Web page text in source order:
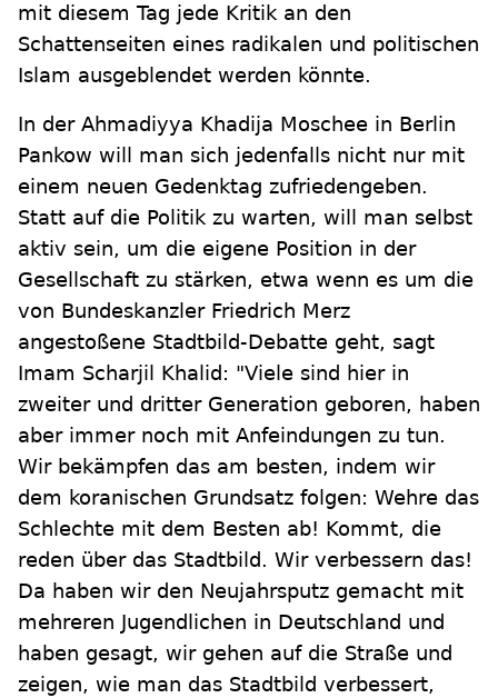
mit diesem Tag jede Kritik an den
Schattenseiten eines radikalen und politischen
Islam ausgeblendet werden könnte.
In der Ahmadiyya Khadija Moschee in Berlin
Pankow will man sich jedenfalls nicht nur mit
einem neuen Gedenktag zufriedengeben.
Statt auf die Politik zu warten, will man selbst
aktiv sein, um die eigene Position in der
Gesellschaft zu stärken, etwa wenn es um die
von Bundeskanzler Friedrich Merz
angestoßene Stadtbild-Debatte geht, sagt
Imam Scharjil Khalid: "Viele sind hier in
zweiter und dritter Generation geboren, haben
aber immer noch mit Anfeindungen zu tun.
Wir bekämpfen das am besten, indem wir
dem koranischen Grundsatz folgen: Wehre das
Schlechte mit dem Besten ab! Kommt, die
reden über das Stadtbild. Wir verbessern das!
Da haben wir den Neujahrsputz gemacht mit
mehreren Jugendlichen in Deutschland und
haben gesagt, wir gehen auf die Straße und
zeigen, wie man das Stadtbild verbessert,